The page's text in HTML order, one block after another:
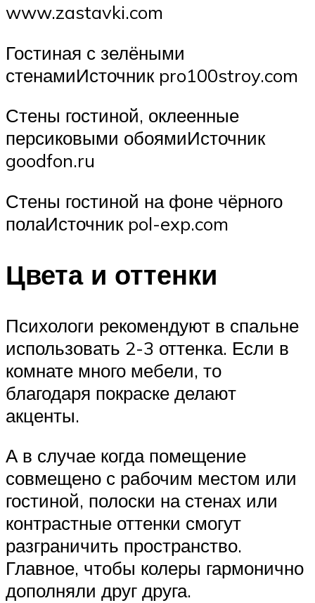
www.zastavki.com
Гостиная с зелёными
стенамиИсточник pro100stroy.com
Стены гостиной, оклеенные
персиковыми обоямиИсточник
goodfon.ru
Стены гостиной на фоне чёрного
полаИсточник pol-exp.com
Цвета и оттенки
Психологи рекомендуют в спальне
использовать 2-3 оттенка. Если в
комнате много мебели, то
благодаря покраске делают
акценты.
А в случае когда помещение
совмещено с рабочим местом или
гостиной, полоски на стенах или
контрастные оттенки смогут
разграничить пространство.
Главное, чтобы колеры гармонично
дополняли друг друга.